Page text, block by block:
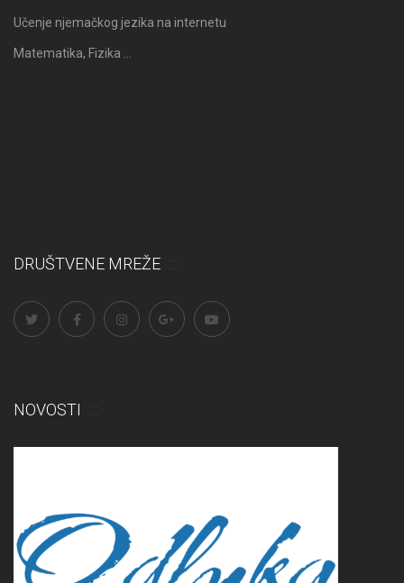
Učenje njemačkog jezika na internetu
Matematika, Fizika …
DRUŠTVENE MREŽE
NOVOSTI